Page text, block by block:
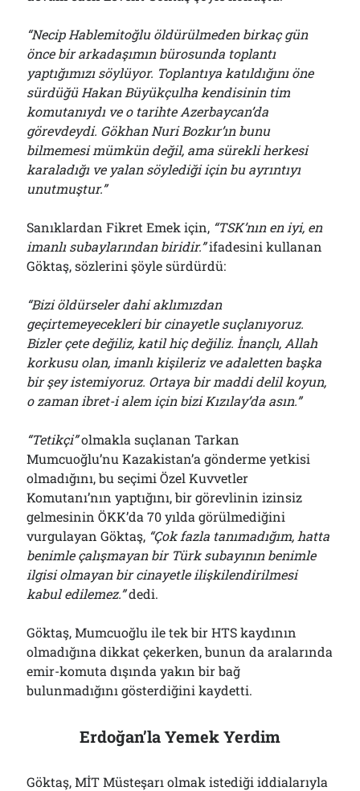
“Necip Hablemitoğlu öldürülmeden birkaç gün
önce bir arkadaşımın bürosunda toplantı
yaptığımızı söylüyor. Toplantıya katıldığını öne
sürdüğü Hakan Büyükçulha kendisinin tim
komutanıydı ve o tarihte Azerbaycan’da
görevdeydi. Gökhan Nuri Bozkır’ın bunu
bilmemesi mümkün değil, ama sürekli herkesi
karaladığı ve yalan söylediği için bu ayrıntıyı
unutmuştur.”
Sanıklardan Fikret Emek için, “TSK’nın en iyi, en
imanlı subaylarından biridir.”ifadesini kullanan
Göktaş, sözlerini şöyle sürdürdü:
“Bizi öldürseler dahi aklımızdan
geçirtemeyecekleri bir cinayetle suçlanıyoruz.
Bizler çete değiliz, katil hiç değiliz. İnançlı, Allah
korkusu olan, imanlı kişileriz ve adaletten başka
bir şey istemiyoruz. Ortaya bir maddi delil koyun,
o zaman ibret-i alem için bizi Kızılay’da asın.”
“Tetikçi”olmakla suçlanan Tarkan
Mumcuoğlu’nu Kazakistan’a gönderme yetkisi
olmadığını, bu seçimi Özel Kuvvetler
Komutanı’nın yaptığını, bir görevlinin izinsiz
gelmesinin ÖKK’da 70 yılda görülmediğini
vurgulayan Göktaş, “Çok fazla tanımadığım, hatta
benimle çalışmayan bir Türk subayının benimle
ilgisi olmayan bir cinayetle ilişkilendirilmesi
kabul edilemez.”dedi.
Göktaş, Mumcuoğlu ile tek bir HTS kaydının
olmadığına dikkat çekerken, bunun da aralarında
emir-komuta dışında yakın bir bağ
bulunmadığını gösterdiğini kaydetti.
Erdoğan’la Yemek Yerdim
Göktaş, MİT Müsteşarı olmak istediği iddialarıyla